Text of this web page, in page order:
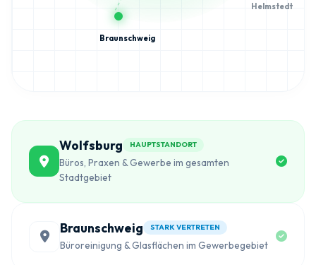
Braunschweig
Helmstedt
Wolfsburg HAUPTSTANDORT
Büros, Praxen & Gewerbe im gesamten
Stadtgebiet
Braunschweig STARK VERTRETEN
Büroreinigung & Glasflächen im Gewerbegebiet